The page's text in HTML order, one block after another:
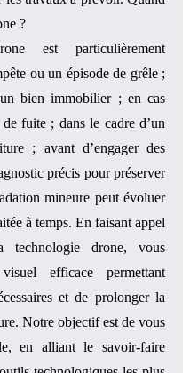
?
est particulièrement
ou un épisode de grêle ;
bien immobilier ; en cas
fuite ; dans le cadre d’un
; avant d’engager des
précis pour préserver
mineure peut évoluer
à temps. En faisant appel
drone, vous
efficace permettant
et de prolonger la
Notre objectif est de vous
en alliant le savoir-faire